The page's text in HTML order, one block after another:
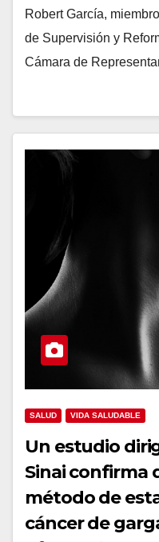
Robert García,
de Supervisión y
Cámara de
SALUD VIDA SALUDABLE
Un estudio
Sinai confirma
método de
cáncer de